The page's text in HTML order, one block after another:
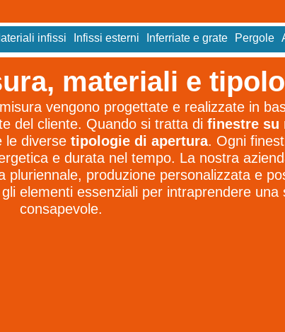
infissi Infissi esterni Inferriate e grate Pergole
materiali e
vengono progettate e realizzate in
del cliente. Quando si tratta difinestre su
le diversetipologie di apertura. Ogni
e durata nel tempo. La nostra
produzione personalizzata e
elementi essenziali per intraprendere una
consapevole.